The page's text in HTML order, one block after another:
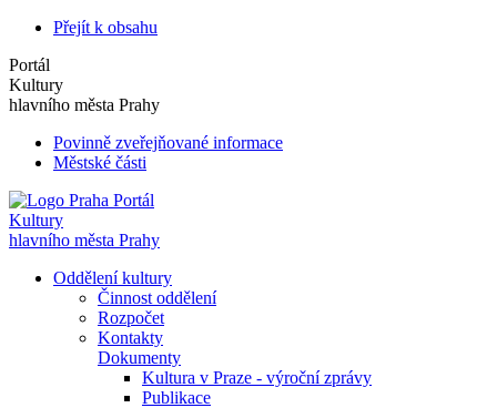
Přejít k obsahu
Portál
Kultury
hlavního města Prahy
Povinně zveřejňované informace
Městské části
Portál
Kultury
hlavního města Prahy
Oddělení kultury
Činnost oddělení
Rozpočet
Kontakty
Dokumenty
Kultura v Praze - výroční zprávy
Publikace